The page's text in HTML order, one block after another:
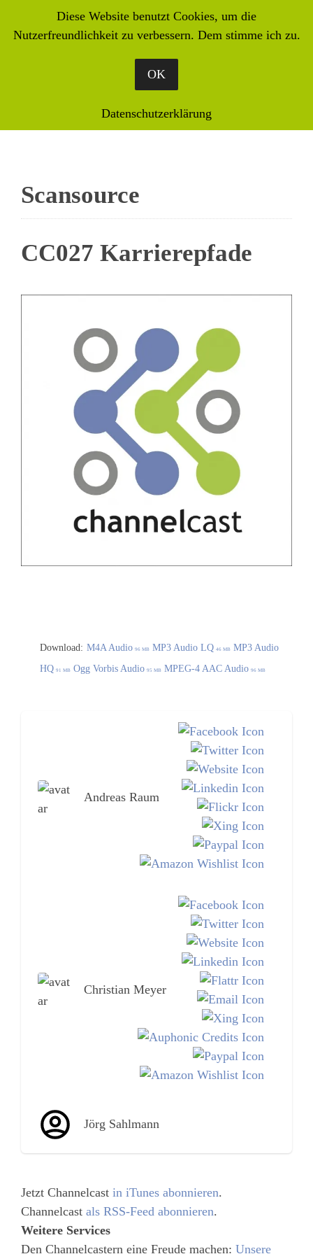
Scansource
CC027 Karrierepfade
Download: M4A Audio 96 MB MP3 Audio LQ 46 MB MP3 Audio
HQ 91 MB Ogg Vorbis Audio 95 MB MPEG-4 AAC Audio 96 MB
Andreas Raum
Christian Meyer
Jörg Sahlmann
Jetzt Channelcast in iTunes abonnieren.
Channelcast als RSS-Feed abonnieren.
Weitere Services
Den Channelcastern eine Freude machen: Unsere
Diese Website benutzt Cookies, um die
Nutzerfreundlichkeit zu verbessern. Dem stimme ich zu.
OK
Datenschutzerklärung